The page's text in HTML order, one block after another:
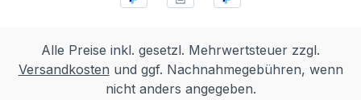
Alle Preise inkl. gesetzl. Mehrwertsteuer zzgl.
Versandkosten und ggf. Nachnahmegebühren, wenn
nicht anders angegeben.